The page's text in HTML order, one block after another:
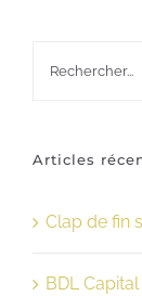
Articles
Clap de fin
BDL